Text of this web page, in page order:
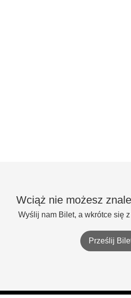
Wciąż nie możesz
Wyślij nam Bilet, a wkrótce się
Prześlij